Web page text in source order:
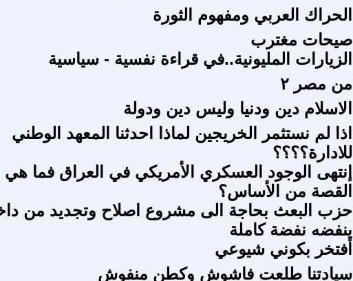
الحراك العربي ومفهوم الثورة
صيحات مغترب
الزيارات المليونية..في قراءة نفسية - سياسية
من مصر ٢
الاسلام دين ودنيا وليس دين ودولة
اذا لم نستثمر الخريجين لماذا احدثنا المعهد الوطني
للادارة؟؟؟؟
إنتهى الوجود العسكري الأمريكي في العراق فما هي
القصة من الأساس؟
حزب البعث بحاجة الى مشروع اصلاح وتجديد من
ينفضه نفضة كاملة
أفتخر بكوني شيوعي
سيادتنا طلعت فاشوش وكطن منفوش